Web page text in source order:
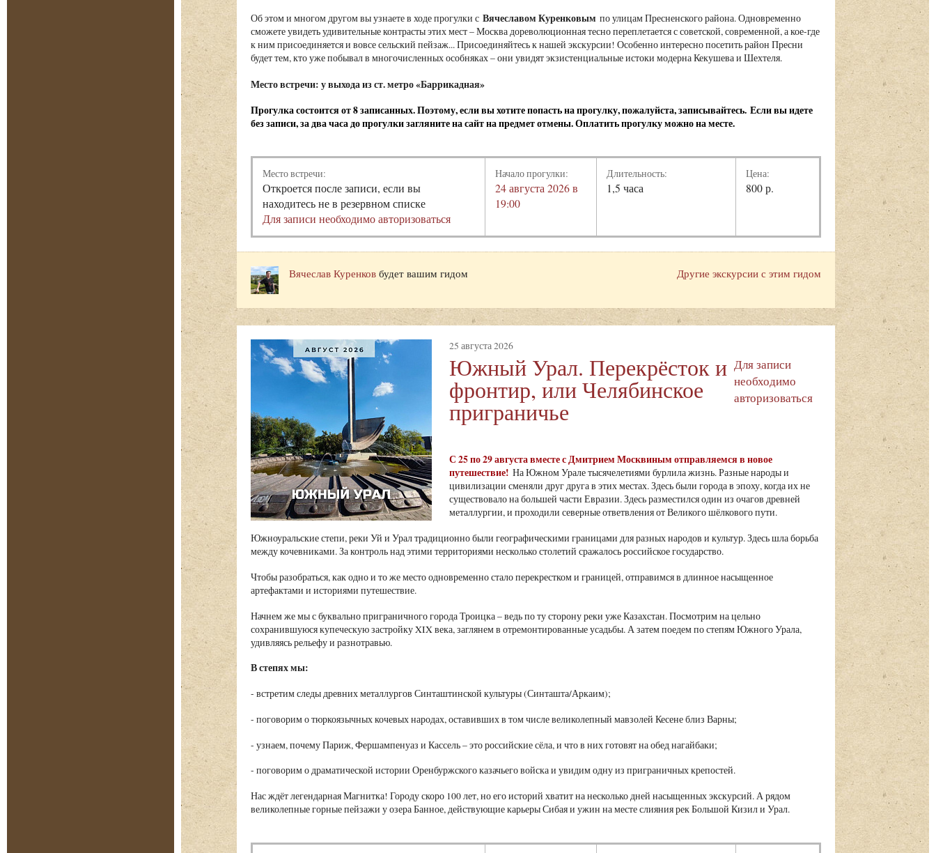
Об этом и многом другом вы узнаете в ходе прогулки с Вячеславом Куренковым по улицам Пресненского района. Одновременно
сможете увидеть удивительные контрасты этих мест – Москва дореволюционная тесно переплетается с советской, современной, а кое-где
к ним присоединяется и вовсе сельский пейзаж... Присоединяйтесь к нашей экскурсии! Особенно интересно посетить район Пресни
будет тем, кто уже побывал в многочисленных особняках – они увидят экзистенциальные истоки модерна Кекушева и Шехтеля.
Место встречи: у выхода из ст. метро «Баррикадная»
Прогулка состоится от 8 записанных. Поэтому, если вы хотите попасть на прогулку, пожалуйста, записывайтесь. Если вы идете
без записи, за два часа до прогулки загляните на сайт на предмет отмены. Оплатить прогулку можно на месте.
Место встречи:
Откроется после записи, если вы
находитесь не в резервном списке
Для записи необходимо авторизоваться
Начало прогулки:
24 августа 2026 в
19:00
Длительность:
1,5 часа
Цена:
800 р.
Другие экскурсии с этим гидом
Вячеслав Куренков будет вашим гидом
25 августа 2026
Южный Урал. Перекрёсток и
фронтир, или Челябинское
приграничье
Для записи
необходимо
авторизоваться
С 25 по 29 августа вместе с Дмитрием Москвиным отправляемся в новое
путешествие! На Южном Урале тысячелетиями бурлила жизнь. Разные народы и
цивилизации сменяли друг друга в этих местах. Здесь были города в эпоху, когда их не
существовало на большей части Евразии. Здесь разместился один из очагов древней
металлургии, и проходили северные ответвления от Великого шёлкового пути.
Южноуральские степи, реки Уй и Урал традиционно были географическими границами для разных народов и культур. Здесь шла борьба
между кочевниками. За контроль над этими территориями несколько столетий сражалось российское государство.
Чтобы разобраться, как одно и то же место одновременно стало перекрестком и границей, отправимся в длинное насыщенное
артефактами и историями путешествие.
Начнем же мы с буквально приграничного города Троицка – ведь по ту сторону реки уже Казахстан. Посмотрим на цельно
сохранившуюся купеческую застройку XIX века, заглянем в отремонтированные усадьбы. А затем поедем по степям Южного Урала,
удивляясь рельефу и разнотравью.
В степях мы:
- встретим следы древних металлургов Синташтинской культуры (Синташта/Аркаим);
- поговорим о тюркоязычных кочевых народах, оставивших в том числе великолепный мавзолей Кесене близ Варны;
- узнаем, почему Париж, Фершампенуаз и Кассель – это российские сёла, и что в них готовят на обед нагайбаки;
- поговорим о драматической истории Оренбуржского казачьего войска и увидим одну из приграничных крепостей.
Нас ждёт легендарная Магнитка! Городу скоро 100 лет, но его историй хватит на несколько дней насыщенных экскурсий. А рядом
великолепные горные пейзажи у озера Банное, действующие карьеры Сибая и ужин на месте слияния рек Большой Кизил и Урал.